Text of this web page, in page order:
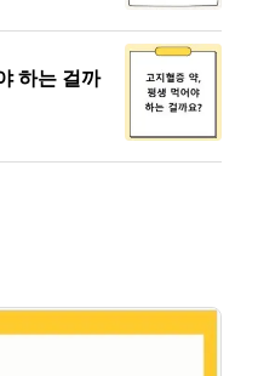
하는 걸까